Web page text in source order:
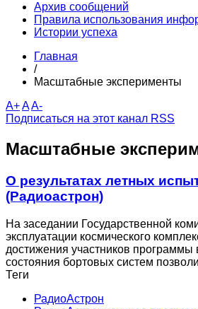
Архив сообщений
Правила использования
Истории успеха
Главная
/
Масштабные эксперименты
A+AA-
Подписаться на этот канал RSS
Масштабные
О результатах летных
(Радиоастрон)
На заседании Государственной
эксплуатации космического
достижения участников программы
состояния бортовых систем
Теги
РадиоАстрон